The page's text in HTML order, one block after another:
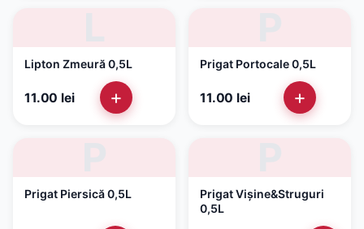
Lipton Zmeură 0,5L
11.00 lei +
Prigat Portocale 0,5L
11.00 lei +
Prigat Piersică 0,5L
Prigat Vișine&Struguri
0,5L